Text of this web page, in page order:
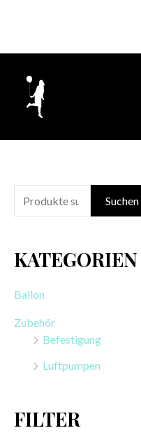
springen
u
h
n
Suchen
KATEGORIEN
Ballon
Zubehör
Befestigung
Luftpumpen
FILTER